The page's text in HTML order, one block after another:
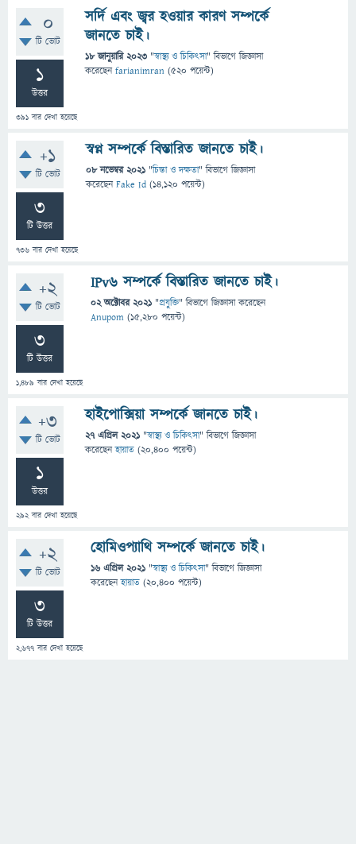
0
টি ভোট
1
উত্তর
391 বার দেখা হয়েছে
সর্দি এবং জ্বর হওয়ার কারণ সম্পর্কে
জানতে চাই।
18 জানুয়ারি 2023 "স্বাস্থ্য ও চিকিৎসা" বিভাগে জিজ্ঞাসা
করেছেনfarianimran (520 পয়েন্ট)
+1
টি ভোট
3
টি উত্তর
736 বার দেখা হয়েছে
স্বপ্ন সম্পর্কে বিস্তারিত জানতে চাই।
08 নভেম্বর 2021 "চিন্তা ও দক্ষতা" বিভাগে জিজ্ঞাসা
করেছেনFake Id (14,120 পয়েন্ট)
+2
টি ভোট
3
টি উত্তর
1,489 বার দেখা হয়েছে
IPv6 সম্পর্কে বিস্তারিত জানতে চাই।
02 অক্টোবর 2021 "প্রযুক্তি" বিভাগে জিজ্ঞাসাকরেছেন
Anupom (15,280 পয়েন্ট)
+3
টি ভোট
1
উত্তর
292বার দেখা হয়েছে
হাইপোক্সিয়া সম্পর্কে জানতে চাই।
27 এপ্রিল 2021 "স্বাস্থ্য ও চিকিৎসা" বিভাগে জিজ্ঞাসা
করেছেনহায়াত (20,400 পয়েন্ট)
+2
টি ভোট
3
টি উত্তর
2,677 বার দেখা হয়েছে
হোমিওপ্যাথি সম্পর্কে জানতে চাই।
16 এপ্রিল 2021 "স্বাস্থ্য ও চিকিৎসা" বিভাগে জিজ্ঞাসা
করেছেনহায়াত (20,400 পয়েন্ট)